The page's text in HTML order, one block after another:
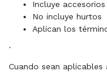
Incluye
No incluye hurtos
Aplican los
·
Cuando sean